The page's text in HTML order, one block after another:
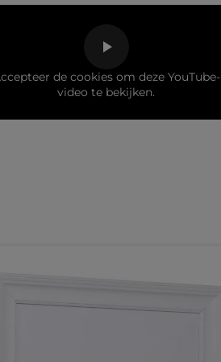
de cookies om deze YouTube-
video te bekijken.